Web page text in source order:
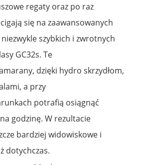
regaty oraz po raz
się na zaawansowanych
szybkich i zwrotnych
GC32s. Te
dzięki hydro skrzydłom,
a przy
potrafią osiągnąć
godzinę. W rezultacie
bardziej widowiskowe i
dotychczas.